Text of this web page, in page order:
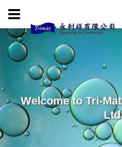
Welcome to Tri-